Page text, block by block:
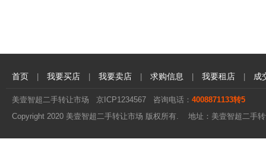
首页 我要买店 我要卖店 求购信息 我要租店 成
美壹智超二手转让市场 京ICP1234567 咨询电话： 4008871133转5
Copyright 2020 美壹智超二手转让市场 版权所有. 地址：美壹智超二手